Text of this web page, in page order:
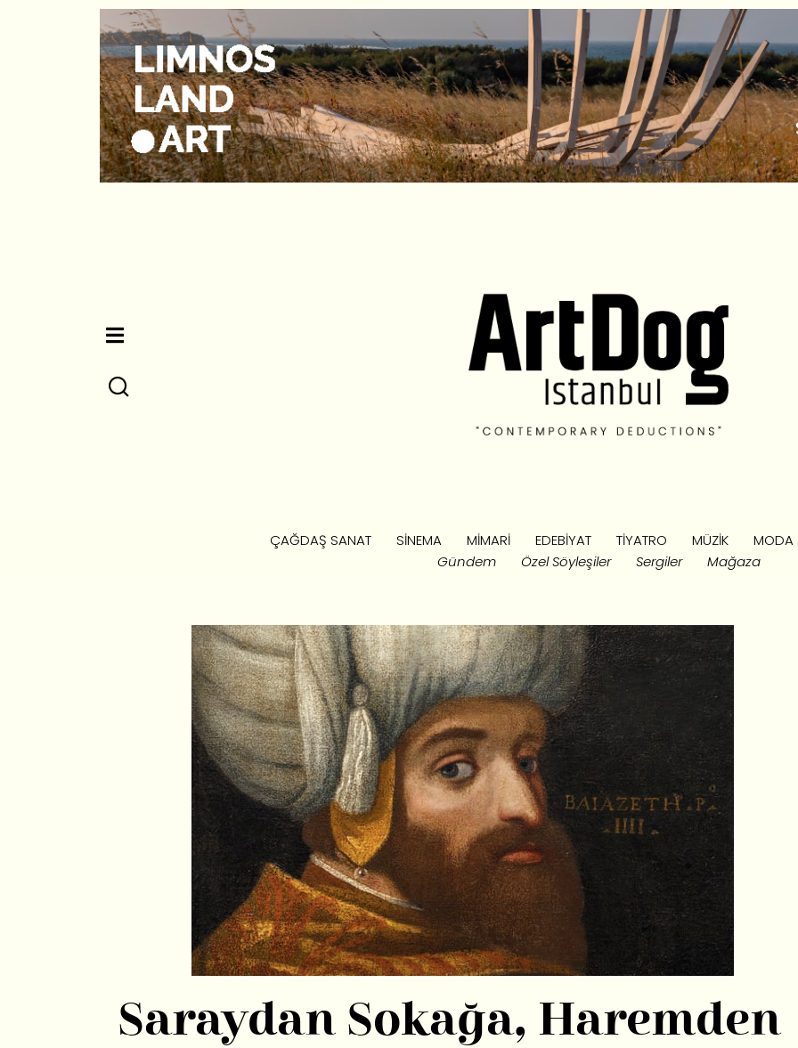
ÇAĞDAŞ SANAT SINEMA MIMARI EDEBIYAT TIYATRO MÜZIK MODA
Gündem
Özel Söyleşiler Sergiler Mağaza
Saraydan Sokağa, Haremden